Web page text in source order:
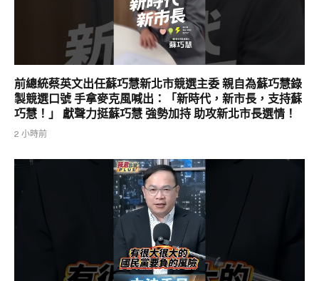
前總統蔡英文出任蘇巧慧新北市競選主委 親自為蘇巧慧錄
製競選口號 手拿麥克風喊出：「新時代，新市長，支持蘇
巧慧！」 獻聲力挺蘇巧慧 強勢加持 助攻新北市長選情！
2 小時前